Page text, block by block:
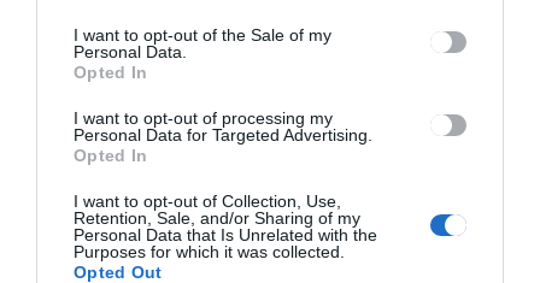
I want to opt-out of the Sale of my
Personal Data.
Opted In
I want to opt-out of processing my
Personal Data for Targeted Advertising.
Opted In
I want to opt-out of Collection, Use,
Retention, Sale, and/or Sharing of my
Personal Data that Is Unrelated with the
Purposes for which it was collected.
Opted Out
HÍRLISTA
gyorsteszt, de a maszkviselés
kötelező lesz a hamarosan
Székelyföldi Nagyprodukció
esetében